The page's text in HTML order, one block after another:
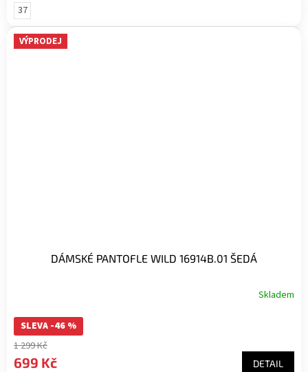
37
VÝPRODEJ
DÁMSKÉ PANTOFLE WILD 16914B.01 ŠEDÁ
Skladem
SLEVA -46 %
1 299 Kč
699 Kč DETAIL